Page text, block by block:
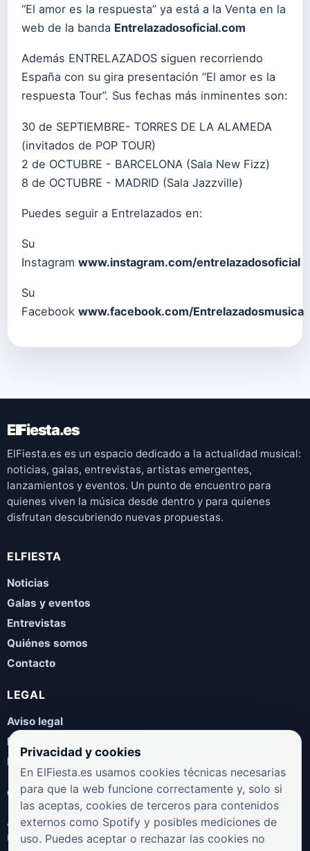
“El amor es la respuesta” ya está a la Venta en la
web de la banda Entrelazadosoficial.com
Además ENTRELAZADOS siguen recorriendo
España con su gira presentación “El amor es la
respuesta Tour”. Sus fechas más inminentes son:
30 de SEPTIEMBRE- TORRES DE LA ALAMEDA
(invitados de POP TOUR)
2 de OCTUBRE - BARCELONA (Sala New Fizz)
8 de OCTUBRE - MADRID (Sala Jazzville)
Puedes seguir a Entrelazados en:
Su
Instagram www.instagram.com/entrelazadosoficial
Su
Facebook www.facebook.com/Entrelazadosmusica
ElFiesta.es
ElFiesta.es es un espacio dedicado a la actualidad musical:
noticias, galas, entrevistas, artistas emergentes,
lanzamientos y eventos. Un punto de encuentro para
quienes viven la música desde dentro y para quienes
disfrutan descubriendo nuevas propuestas.
ELFIESTA
Noticias
Galas y eventos
Entrevistas
Quiénes somos
Contacto
LEGAL
Aviso legal
Política de privacidad
Política de cookies
COLABORA
¿Eres artista, manager, sello o promotor? Envíanos tus
novedades, galas, entrevistas o propuestas musicales.
Privacidad y cookies
En ElFiesta.es usamos cookies técnicas necesarias
para que la web funcione correctamente y, solo si
las aceptas, cookies de terceros para contenidos
externos como Spotify y posibles mediciones de
uso. Puedes aceptar o rechazar las cookies no